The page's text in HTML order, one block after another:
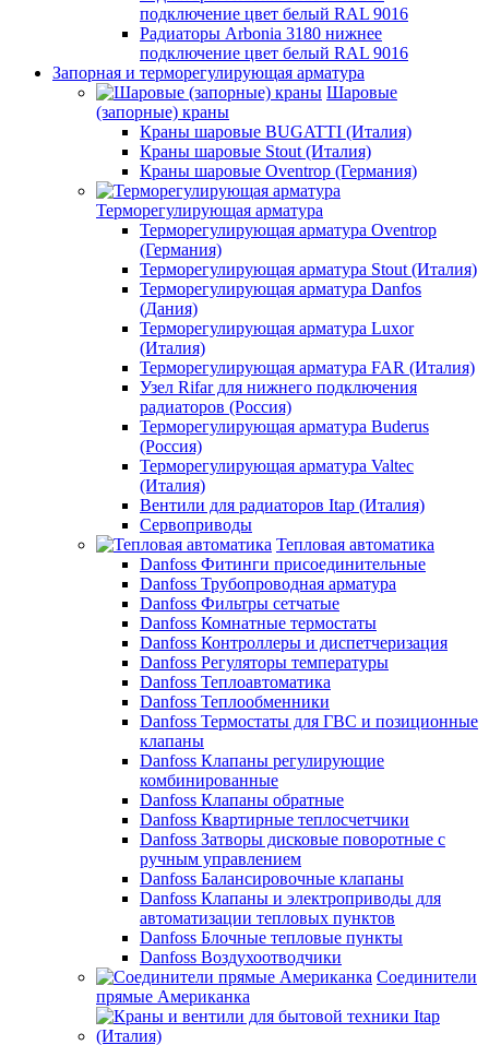
подключение цвет белый RAL 9016
Радиаторы Arbonia 3180 нижнее
подключение цвет белый RAL 9016
Запорная и терморегулирующая арматура
Шаровые
(запорные) краны
Краны шаровые BUGATTI (Италия)
Краны шаровые Stout (Италия)
Краны шаровые Oventrop (Германия)
Терморегулирующая арматура
Терморегулирующая арматура Oventrop
(Германия)
Терморегулирующая арматура Stout (Италия)
Терморегулирующая арматура Danfos
(Дания)
Терморегулирующая арматура Luxor
(Италия)
Терморегулирующая арматура FAR (Италия)
Узел Rifar для нижнего подключения
радиаторов (Россия)
Терморегулирующая арматура Buderus
(Россия)
Терморегулирующая арматура Valtec
(Италия)
Вентили для радиаторов Itap (Италия)
Сервоприводы
Тепловая автоматика
Danfoss Фитинги присоединительные
Danfoss Трубопроводная арматура
Danfoss Фильтры сетчатые
Danfoss Комнатные термостаты
Danfoss Контроллеры и диспетчеризация
Danfoss Регуляторы температуры
Danfoss Теплоавтоматика
Danfoss Теплообменники
Danfoss Термостаты для ГВС и позиционные
клапаны
Danfoss Клапаны регулирующие
комбинированные
Danfoss Клапаны обратные
Danfoss Квартирные теплосчетчики
Danfoss Затворы дисковые поворотные с
ручным управлением
Danfoss Балансировочные клапаны
Danfoss Клапаны и электроприводы для
автоматизации тепловых пунктов
Danfoss Блочные тепловые пункты
Danfoss Воздухоотводчики
Соединители
прямые Американка